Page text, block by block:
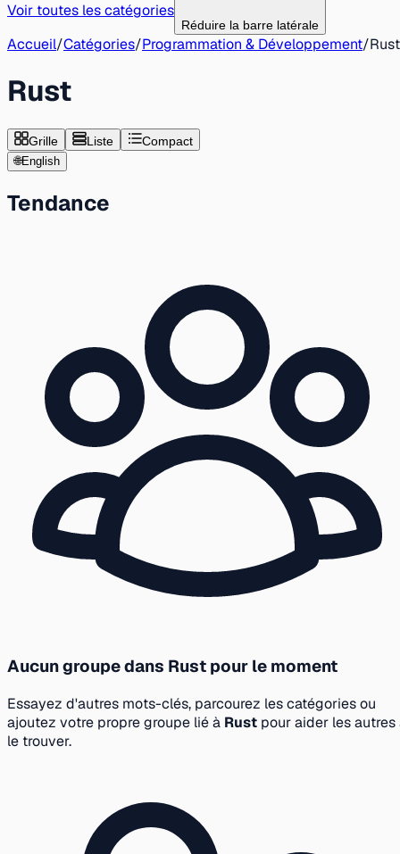
Voir toutes les catégories
Réduire la barre latérale
Accueil/Catégories/Programmation & Développement/Rust
Rust
Grille Liste Compact
🌐English
Tendance
Aucun groupe dans Rust pour le moment
Essayez d'autres mots-clés, parcourez les catégories ou
ajoutez votre propre groupe lié à Rust pour aider les autres
le trouver.